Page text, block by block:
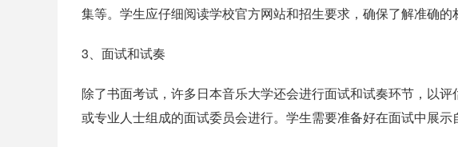
集等。学生应仔细阅读学校官方网站和招生要求，确保了解准确的
3、面试和试奏
除了书面考试，许多日本音乐大学还会进行面试和试奏环节，以
或专业人士组成的面试委员会进行。学生需要准备好在面试中展示